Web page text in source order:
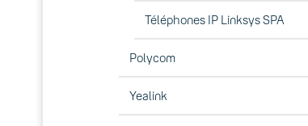
Téléphones IP Linksys SPA
Polycom
Yealink